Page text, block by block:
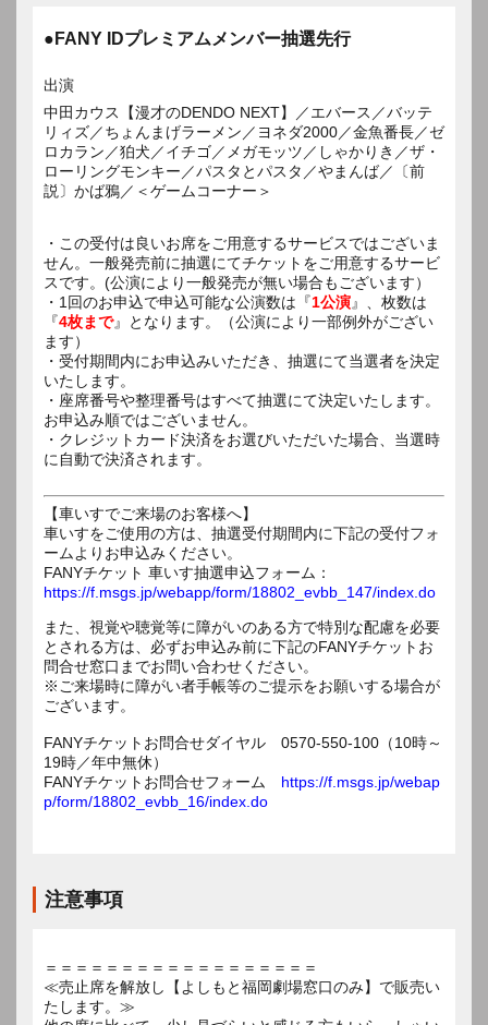
●FANY IDプレミアムメンバー抽選先行
出演
中田カウス【漫才のDENDO NEXT】／エバース／バッテ
リィズ／ちょんまげラーメン／ヨネダ2000／金魚番長／ゼ
ロカラン／狛犬／イチゴ／メガモッツ／しゃかりき／ザ・
ローリングモンキー／パスタとパスタ／やまんば／〔前
説〕かば鴉／＜ゲームコーナー＞
・この受付は良いお席をご用意するサービスではございま
せん。一般発売前に抽選にてチケットをご用意するサービ
スです。(公演により一般発売が無い場合もございます）
・1回のお申込で申込可能な公演数は『1公演』、枚数は
『4枚まで』となります。（公演により一部例外がござい
ます）
・受付期間内にお申込みいただき、抽選にて当選者を決定
いたします。
・座席番号や整理番号はすべて抽選にて決定いたします。
お申込み順ではございません。
・クレジットカード決済をお選びいただいた場合、当選時
に自動で決済されます。
【車いすでご来場のお客様へ】
車いすをご使用の方は、抽選受付期間内に下記の受付フォ
ームよりお申込みください。
FANYチケット 車いす抽選申込フォーム：
https://f.msgs.jp/webapp/form/18802_evbb_147/index.do
また、視覚や聴覚等に障がいのある方で特別な配慮を必要
とされる方は、必ずお申込み前に下記のFANYチケットお
問合せ窓口までお問い合わせください。
※ご来場時に障がい者手帳等のご提示をお願いする場合が
ございます。
FANYチケットお問合せダイヤル 0570-550-100（10時～
19時／年中無休）
FANYチケットお問合せフォーム https://f.msgs.jp/webap
p/form/18802_evbb_16/index.do
注意事項
＝＝＝＝＝＝＝＝＝＝＝＝＝＝＝＝＝＝
≪売止席を解放し【よしもと福岡劇場窓口のみ】で販売い
たします。≫